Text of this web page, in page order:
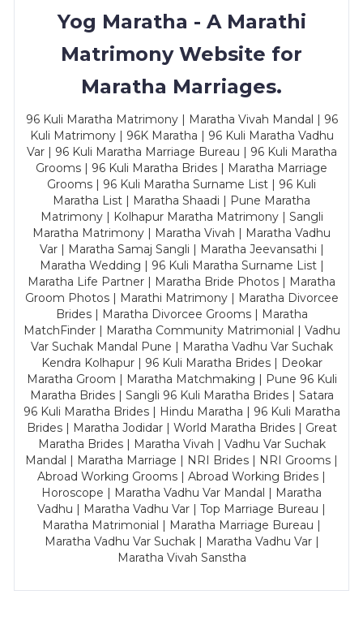
Yog Maratha - A Marathi
Matrimony Website for
Maratha Marriages.
96 Kuli Maratha Matrimony | Maratha Vivah Mandal | 96
Kuli Matrimony | 96K Maratha | 96 Kuli Maratha Vadhu
Var | 96 Kuli Maratha Marriage Bureau | 96 Kuli Maratha
Grooms | 96 Kuli Maratha Brides | Maratha Marriage
Grooms | 96 Kuli Maratha Surname List | 96 Kuli
Maratha List | Maratha Shaadi | Pune Maratha
Matrimony | Kolhapur Maratha Matrimony | Sangli
Maratha Matrimony | Maratha Vivah | Maratha Vadhu
Var | Maratha Samaj Sangli | Maratha Jeevansathi |
Maratha Wedding | 96 Kuli Maratha Surname List |
Maratha Life Partner | Maratha Bride Photos | Maratha
Groom Photos | Marathi Matrimony | Maratha Divorcee
Brides | Maratha Divorcee Grooms | Maratha
MatchFinder | Maratha Community Matrimonial | Vadhu
Var Suchak Mandal Pune | Maratha Vadhu Var Suchak
Kendra Kolhapur | 96 Kuli Maratha Brides | Deokar
Maratha Groom | Maratha Matchmaking | Pune 96 Kuli
Maratha Brides | Sangli 96 Kuli Maratha Brides | Satara
96 Kuli Maratha Brides | Hindu Maratha | 96 Kuli Maratha
Brides | Maratha Jodidar | World Maratha Brides | Great
Maratha Brides | Maratha Vivah | Vadhu Var Suchak
Mandal | Maratha Marriage | NRI Brides | NRI Grooms |
Abroad Working Grooms | Abroad Working Brides |
Horoscope | Maratha Vadhu Var Mandal | Maratha
Vadhu | Maratha Vadhu Var | Top Marriage Bureau |
Maratha Matrimonial | Maratha Marriage Bureau |
Maratha Vadhu Var Suchak | Maratha Vadhu Var |
Maratha Vivah Sanstha